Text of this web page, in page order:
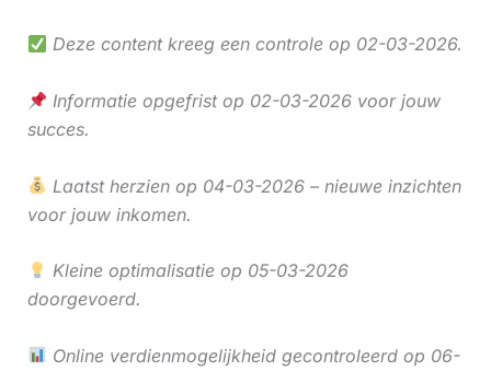
Deze content kreeg een controle op 02-03-2026.
Informatie opgefrist op 02-03-2026 voor jouw
succes.
Laatst herzien op 04-03-2026 – nieuwe inzichten
voor jouw inkomen.
Kleine optimalisatie op 05-03-2026
doorgevoerd.
Online verdienmogelijkheid gecontroleerd op 06-